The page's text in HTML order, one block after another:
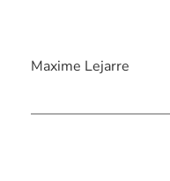
Maxime Lejarre